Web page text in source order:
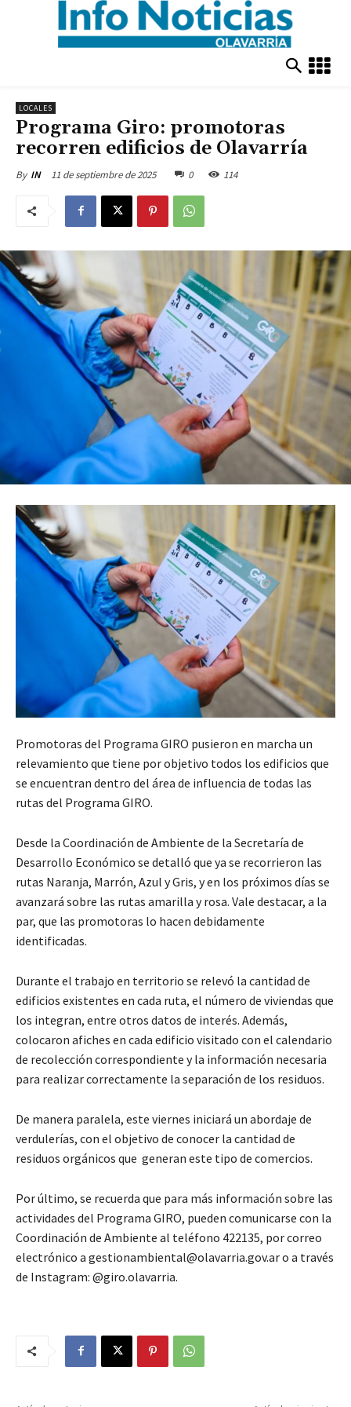
LOCALES
Programa Giro: promotoras
recorren edificios de Olavarría
By IN 11 de septiembre de 2025 0 114
Promotoras del Programa GIRO pusieron en marcha un
relevamiento que tiene por objetivo todos los edificios que
se encuentran dentro del área de influencia de todas las
rutas del Programa GIRO.
Desde la Coordinación de Ambiente de la Secretaría de
Desarrollo Económico se detalló que ya se recorrieron las
rutas Naranja, Marrón, Azul y Gris, y en los próximos días se
avanzará sobre las rutas amarilla y rosa. Vale destacar, a la
par, que las promotoras lo hacen debidamente
identificadas.
Durante el trabajo en territorio se relevó la cantidad de
edificios existentes en cada ruta, el número de viviendas que
los integran, entre otros datos de interés. Además,
colocaron afiches en cada edificio visitado con el calendario
de recolección correspondiente y la información necesaria
para realizar correctamente la separación de los residuos.
De manera paralela, este viernes iniciará un abordaje de
verdulerías, con el objetivo de conocer la cantidad de
residuos orgánicos que generan este tipo de comercios.
Por último, se recuerda que para más información sobre las
actividades del Programa GIRO, pueden comunicarse con la
Coordinación de Ambiente al teléfono 422135, por correo
electrónico a gestionambiental@olavarria.gov.ar o a través
de Instagram: @giro.olavarria.